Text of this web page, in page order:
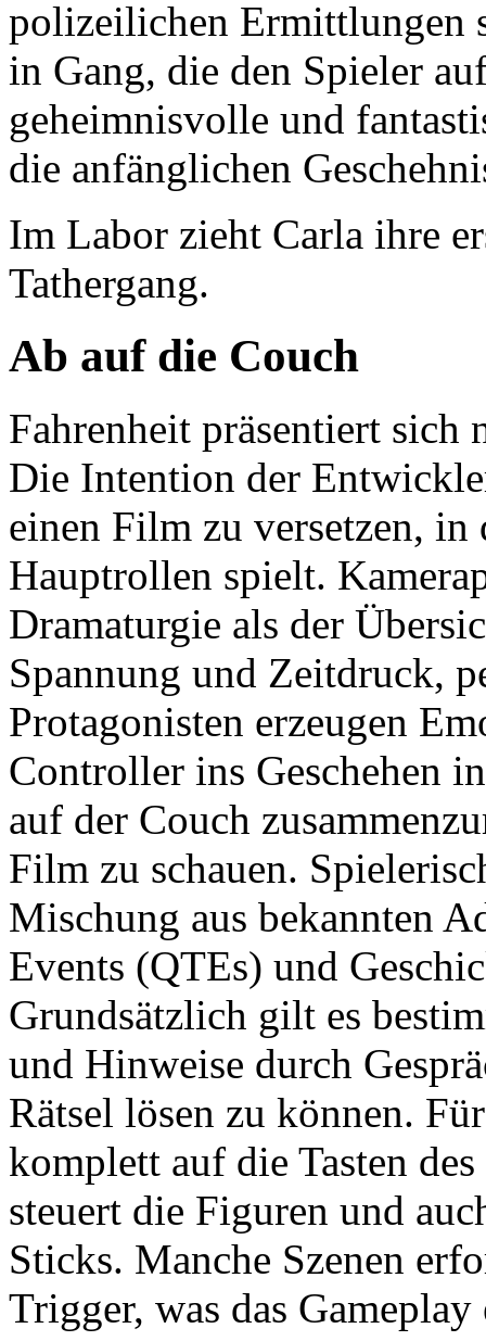
polizeilichen Ermittlungen
in Gang, die den Spieler
geheimnisvolle und
die anfänglichen
Im Labor zieht Carla ihre
Tathergang.
Ab auf die Couch
Fahrenheit präsentiert sich
Die Intention der
einen Film zu versetzen, in
Hauptrollen spielt.
Dramaturgie als der
Spannung und Zeitdruck,
Protagonisten erzeugen
Controller ins Geschehen
auf der Couch
Film zu schauen.
Mischung aus bekannten
Events (QTEs) und
Grundsätzlich gilt es
und Hinweise durch
Rätsel lösen zu können.
komplett auf die Tasten
steuert die Figuren und
Sticks. Manche Szenen
Trigger, was das